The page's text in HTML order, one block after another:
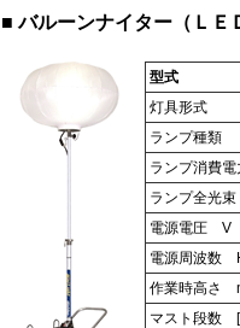
■ バルーンナイター（ＬＥ
型式
灯具形式
ランプ種類
ランプ消費
ランプ全光
電源電圧 V
電源周波数
作業時高さ
マスト段数